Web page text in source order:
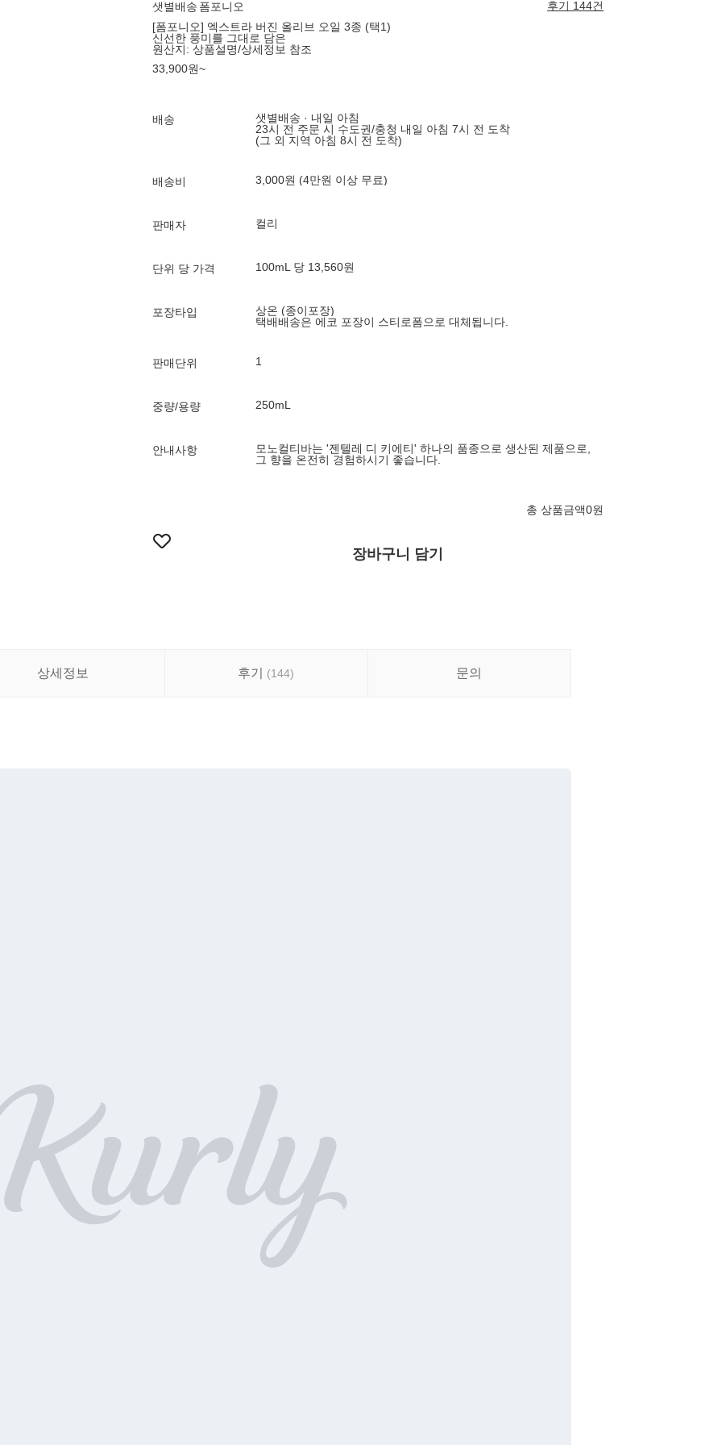
샛별배송 폼포니오
후기 144건
[폼포니오] 엑스트라 버진 올리브 오일 3종 (택1)
신선한 풍미를 그대로 담은
원산지: 상품설명/상세정보 참조
33,900원~
배송
샛별배송 · 내일 아침
23시 전 주문 시 수도권/충청 내일 아침 7시 전 도착
(그 외 지역 아침 8시 전 도착)
배송비 3,000원 (4만원 이상 무료)
판매자 컬리
단위 당 가격 100mL 당 13,560원
포장타입
상온 (종이포장)
택배배송은 에코 포장이 스티로폼으로 대체됩니다.
판매단위 1
중량/용량 250mL
안내사항
모노컬티바는 '젠텔레 디 키에티' 하나의 품종으로 생산된 제품으로,
그 향을 온전히 경험하시기 좋습니다.
총 상품금액0원
장바구니 담기
상세정보 후기 (144) 문의